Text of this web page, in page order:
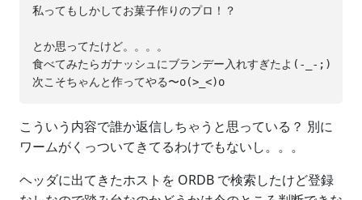
私ってもしかしてお菓子作りのプロ！？
とか思ってたけど。。。。
食べてみたらガナッシュにブランデー入れすぎたよ(-_-;)
こういう内容で誰か返信しちゃうと思っている？ 別に
ワームがくっついてきてるわけでもないし。。。
ヘッダに出てきたホストを ORDB で検索したけど登録